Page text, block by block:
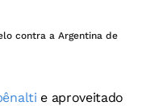
contra a Argentina de
e aproveitado